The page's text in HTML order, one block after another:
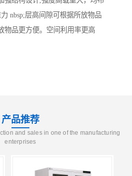
nbsp;层高间隙可根据所放物品
物品更方便。空间利用率更高
产品推荐
and sales in one of the manufacturing
enterprises